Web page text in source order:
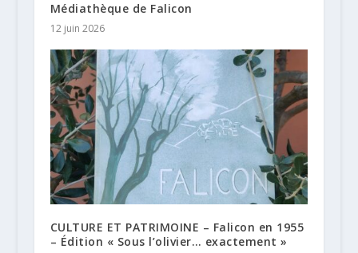
Médiathèque de Falicon
12 juin 2026
CULTURE ET PATRIMOINE – Falicon en 1955
– Édition « Sous l’olivier… exactement »